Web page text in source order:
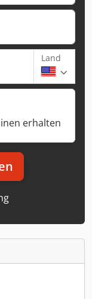
Land
erhalten